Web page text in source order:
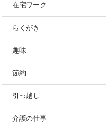
在宅ワーク
らくがき
趣味
節約
引っ越し
介護の仕事